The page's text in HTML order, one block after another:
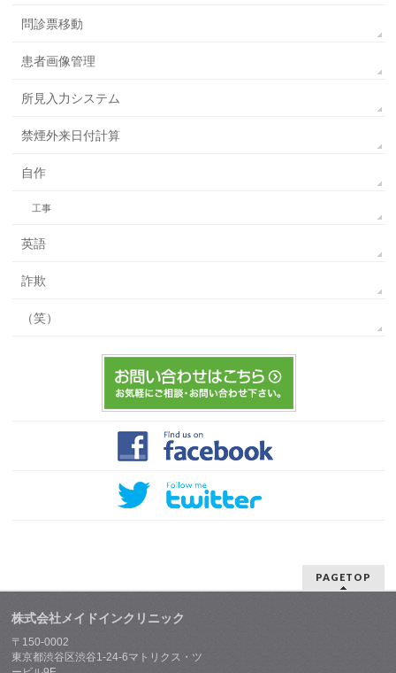
問診票移動
患者画像管理
所見入力システム
禁煙外来日付計算
自作
工事
英語
詐欺
（笑）
PAGETOP
株式会社メイドインクリニック
〒150-0002
東京都渋谷区渋谷1-24-6マトリクス・ツ